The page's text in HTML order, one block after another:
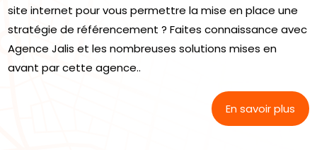
site internet pour vous permettre la mise en place une
stratégie de référencement ? Faites connaissance avec
Agence Jalis et les nombreuses solutions mises en
avant par cette agence..
En savoir plus